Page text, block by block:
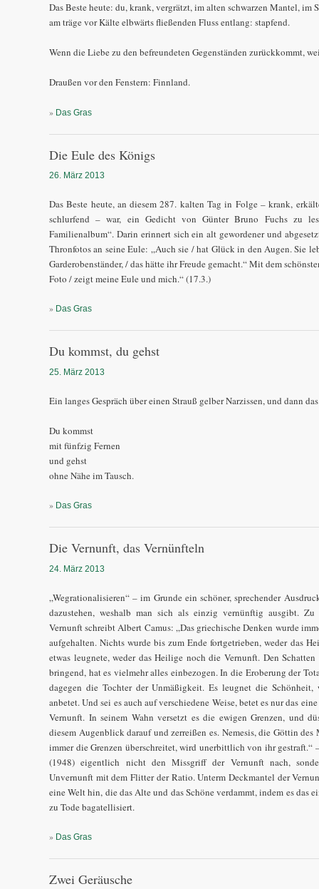
Das Beste heute: du, krank, vergrätzt, im alten schwarzen Mantel, im
am träge vor Kälte elbwärts fließenden Fluss entlang: stapfend.
Wenn die Liebe zu den befreundeten Gegenständen zurückkommt,
Draußen vor den Fenstern: Finnland.
» Das Gras
Die Eule des Königs
26. März 2013
Das Beste heute, an diesem 287. kalten Tag in Folge – krank,
schlurfend – war, ein Gedicht von Günter Bruno Fuchs zu
Familienalbum“. Darin erinnert sich ein alt gewordener und
Thronfotos an seine Eule: „Auch sie / hat Glück in den Augen. Sie
Garderobenständer, / das hätte ihr Freude gemacht.“ Mit dem
Foto / zeigt meine Eule und mich.“ (17.3.)
» Das Gras
Du kommst, du gehst
25. März 2013
Ein langes Gespräch über einen Strauß gelber Narzissen, und dann
Du kommst
mit fünfzig Fernen
und gehst
ohne Nähe im Tausch.
» Das Gras
Die Vernunft, das Vernünfteln
24. März 2013
„Wegrationalisieren“ – im Grunde ein schöner, sprechender
dazustehen, weshalb man sich als einzig vernünftig ausgibt.
Vernunft schreibt Albert Camus: „Das griechische Denken wurde
aufgehalten. Nichts wurde bis zum Ende fortgetrieben, weder das
etwas leugnete, weder das Heilige noch die Vernunft. Den
bringend, hat es vielmehr alles einbezogen. In die Eroberung der
dagegen die Tochter der Unmäßigkeit. Es leugnet die
anbetet. Und sei es auch auf verschiedene Weise, betet es nur das
Vernunft. In seinem Wahn versetzt es die ewigen Grenzen, und
diesem Augenblick darauf und zerreißen es. Nemesis, die Göttin des
immer die Grenzen überschreitet, wird unerbittlich von ihr gestraft.“
(1948) eigentlich nicht den Missgriff der Vernunft nach,
Unvernunft mit dem Flitter der Ratio. Unterm Deckmantel der
eine Welt hin, die das Alte und das Schöne verdammt, indem es das
zu Tode bagatellisiert.
» Das Gras
Zwei Geräusche